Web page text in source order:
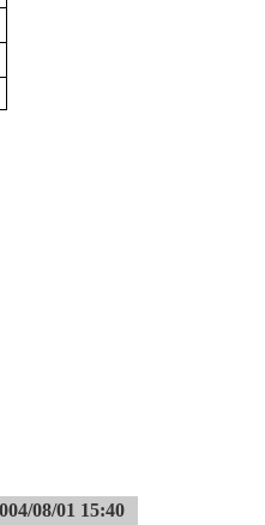
08/01 15:40